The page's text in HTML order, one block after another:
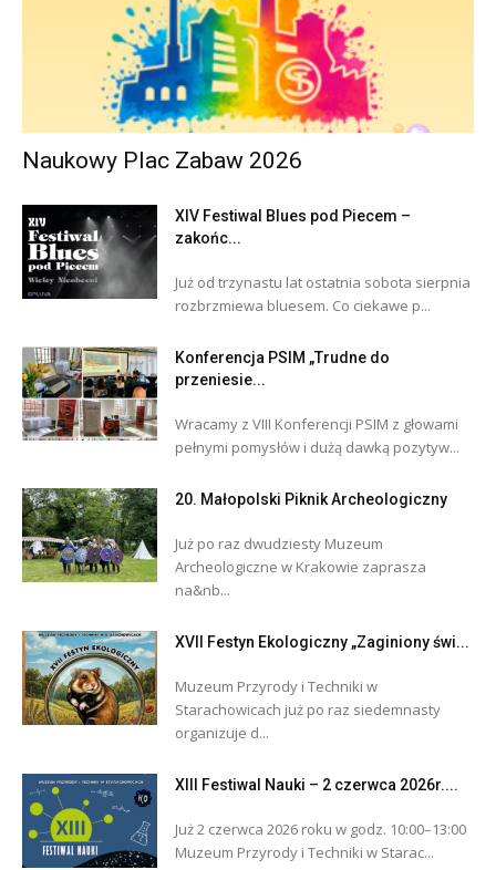
Naukowy Plac Zabaw 2026
XIV Festiwal Blues pod Piecem –
zakońc...
Już od trzynastu lat ostatnia sobota sierpnia
rozbrzmiewa bluesem. Co ciekawe p...
Konferencja PSIM „Trudne do
przeniesie...
Wracamy z VIII Konferencji PSIM z głowami
pełnymi pomysłów i dużą dawką pozytyw...
20. Małopolski Piknik Archeologiczny
Już po raz dwudziesty Muzeum
Archeologiczne w Krakowie zaprasza
na&nb...
XVII Festyn Ekologiczny „Zaginiony świ...
Muzeum Przyrody i Techniki w
Starachowicach już po raz siedemnasty
organizuje d...
XIII Festiwal Nauki – 2 czerwca 2026r....
Już 2 czerwca 2026 roku w godz. 10:00–13:00
Muzeum Przyrody i Techniki w Starac...